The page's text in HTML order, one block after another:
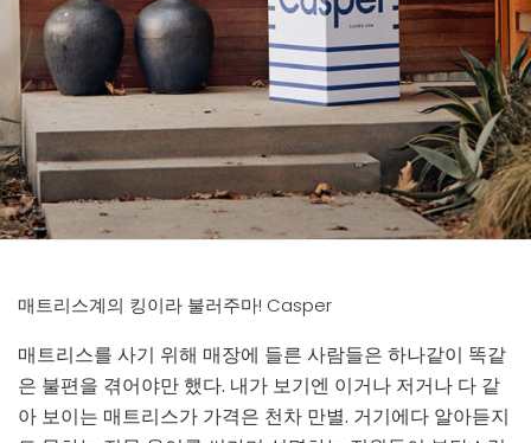
매트리스계의 킹이라 불러주마! Casper
매트리스를 사기 위해 매장에 들른 사람들은 하나같이 똑같
은 불편을 겪어야만 했다. 내가 보기엔 이거나 저거나 다 같
아 보이는 매트리스가 가격은 천차 만별. 거기에다 알아듣지